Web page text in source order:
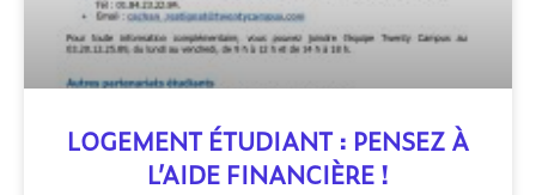
LOGEMENT ÉTUDIANT : PENSEZ À
L’AIDE FINANCIÈRE !